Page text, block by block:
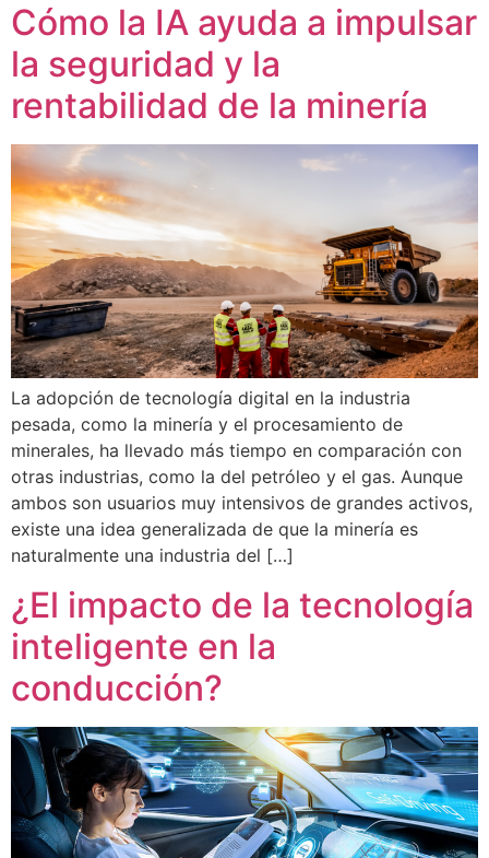
Cómo la IA ayuda a impulsar
la seguridad y la
rentabilidad de la minería
La adopción de tecnología digital en la industria
pesada, como la minería y el procesamiento de
minerales, ha llevado más tiempo en comparación con
otras industrias, como la del petróleo y el gas. Aunque
ambos son usuarios muy intensivos de grandes activos,
existe una idea generalizada de que la minería es
naturalmente una industria del […]
¿El impacto de la tecnología
inteligente en la
conducción?